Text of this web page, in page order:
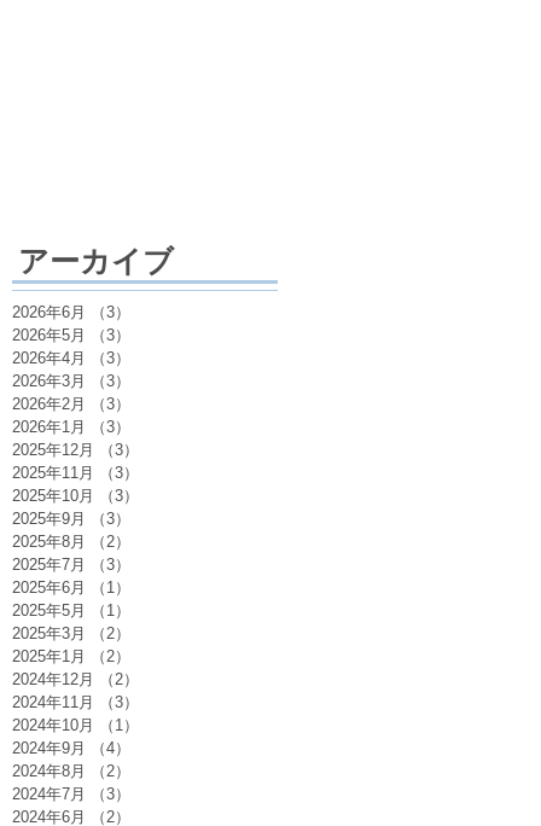
アーカイブ
2026年6月 （3）
2026年5月
（3）
2026年4月
（3）
2026年3月
（3）
2026年2月
（3）
2026年1月
（3）
2025年12月
（3）
2025年11月
（3）
2025年10月
（3）
2025年9月
（3）
2025年8月
（2）
2025年7月
（3）
2025年6月
（1）
2025年5月
（1）
2025年3月
（2）
2025年1月
（2）
2024年12月
（2）
2024年11月
（3）
2024年10月
（1）
2024年9月
（4）
2024年8月
（2）
2024年7月
（3）
2024年6月
（2）